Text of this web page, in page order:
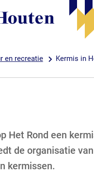
en recreatie Kermis in
Het Rond een
de organisatie
kermissen.